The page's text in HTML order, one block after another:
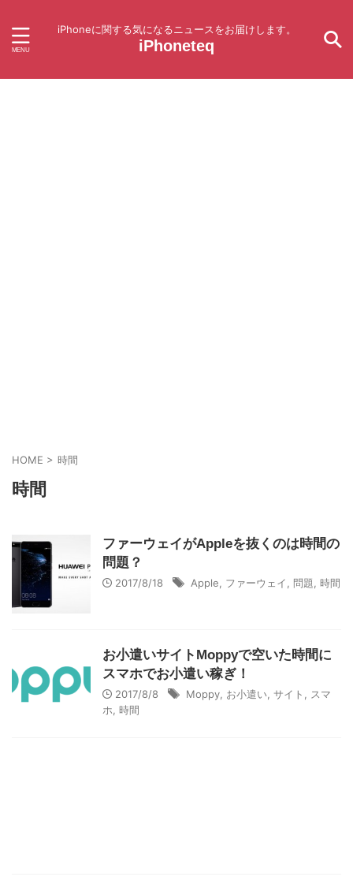
iPhoneに関する気になるニュースをお届けします。
iPhoneteq
HOME > 時間
時間
ファーウェイがAppleを抜くのは時間の
問題？
2017/8/18 Apple ファーウェイ 問題 時間
お小遣いサイトMoppyで空いた時間に
スマホでお小遣い稼ぎ！
2017/8/8 Moppy お小遣い サイト
スマ
ホ 時間